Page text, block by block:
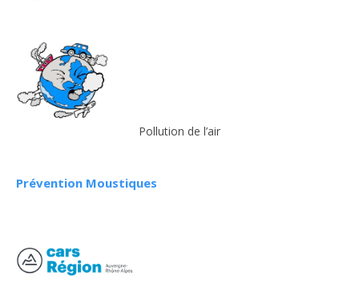
Pollution de l’air
Prévention Moustiques